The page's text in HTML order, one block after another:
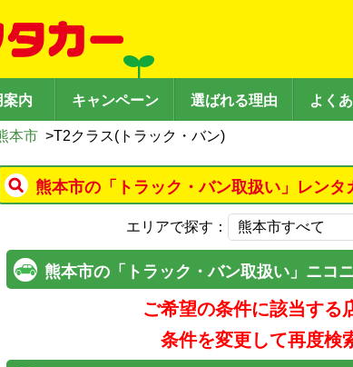
案内 キャンペーン 選ばれる理由 よく
本市 >T2クラス(トラック・バン)
熊本市の「トラック・バン取扱い」レンタ
エリアで探す：
熊本市の「トラック・バン取扱い」ニコ
ご希望の条件に該当する
条件を変更して再度検